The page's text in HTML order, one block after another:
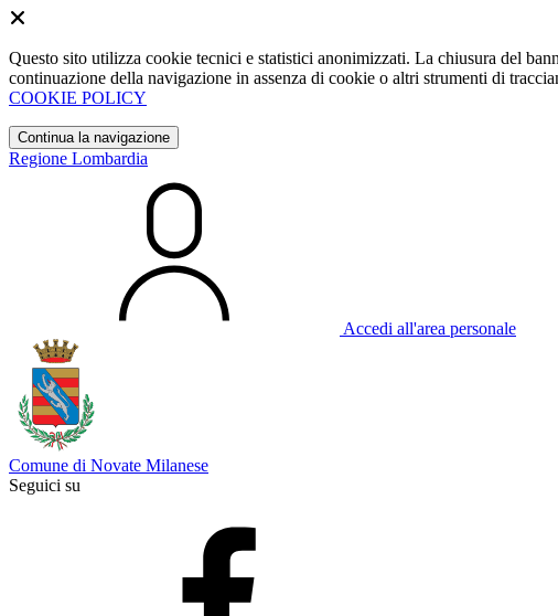
Questo sito utilizza cookie tecnici e statistici anonimizzati. La chiusura del
continuazione della navigazione in assenza di cookie o altri strumenti di
COOKIE POLICY
Continua la navigazione
Regione Lombardia
Accedi all'area personale
Comune di Novate Milanese
Seguici su